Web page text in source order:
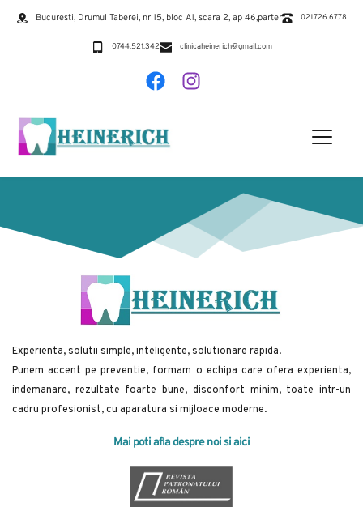
Bucuresti, Drumul Taberei, nr 15, bloc A1, scara 2, ap 46,parter 021.726.67.78
0744.521.342 clinicaheinerich@gmail.com
Experienta, solutii simple, inteligente, solutionare rapida.
Punem accent pe preventie, formam o echipa care ofera experienta,
indemanare, rezultate foarte bune, disconfort minim, toate intr-un
cadru profesionist, cu aparatura si mijloace moderne.
Mai poti afla despre noi si aici